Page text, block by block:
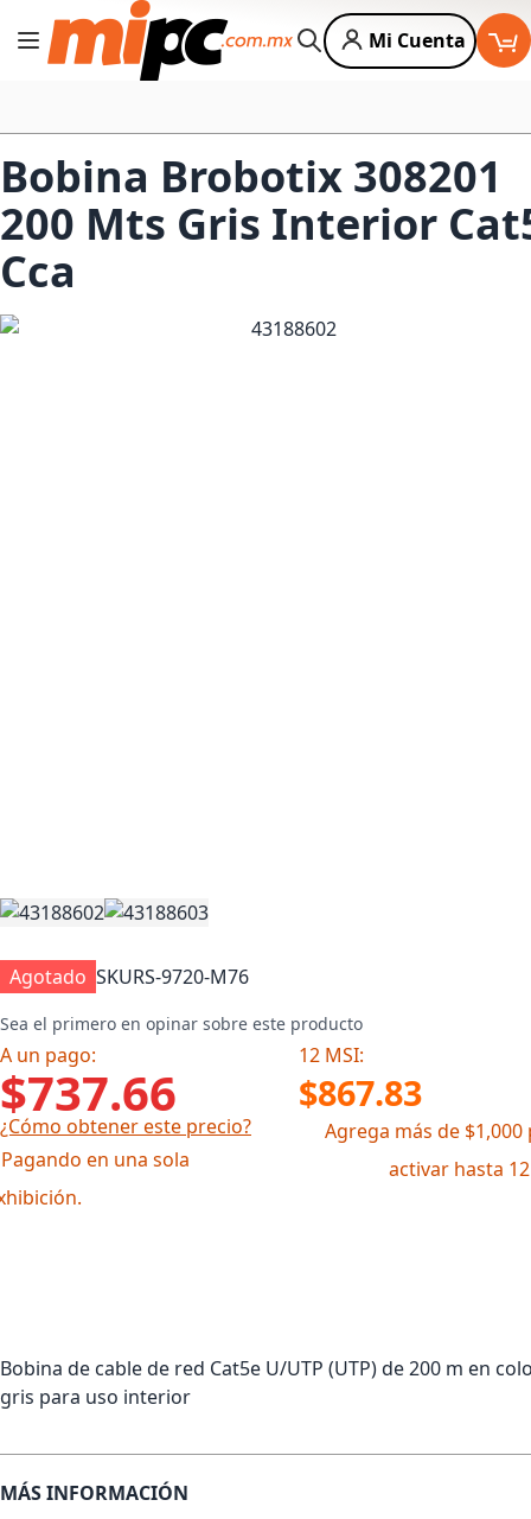
Cambiar Nav
Buscar
Mi Cuenta
Bobina Brobotix 308201
200 Mts Gris Interior
Cca
Agotado SKURS-9720-M76
Sea el primero en opinar sobre este producto
A un pago: 12 MSI:
$737.66 $867.83
¿Cómo obtener este precio?
en una sola
Agrega más de $1,000
activar hasta
Bobina de cable de red Cat5e U/UTP (UTP) de 200 m en
gris para uso interior
MÁS INFORMACIÓN